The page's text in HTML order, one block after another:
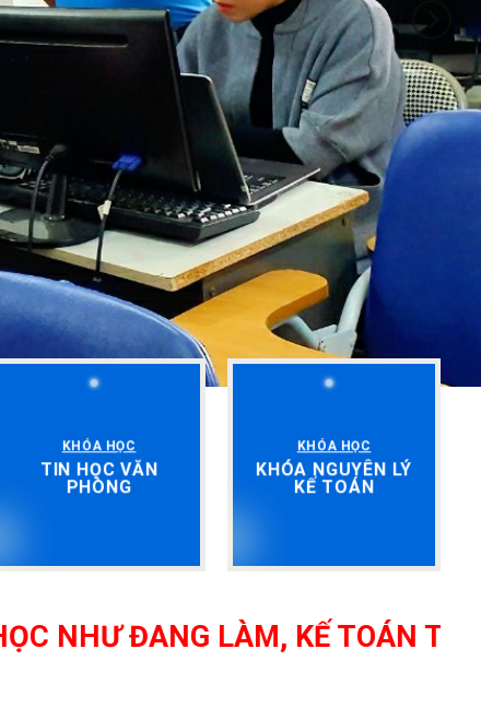
KHÓA HỌC
TIN HỌC VĂN
PHÒNG
KHÓA HỌC
KHÓA NGUYÊN LÝ
KẾ TOÁN
LÀM, KẾ TOÁN TỔNG